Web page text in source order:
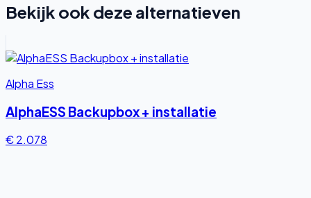
Bekijk ook deze alternatieven
Alpha Ess
AlphaESS Backupbox + installatie
€ 2.078